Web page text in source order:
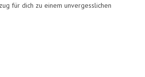
für dich zu einem unvergesslichen